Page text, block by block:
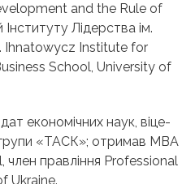
and the Rule of
Лідерства ім.
Ihnatowycz Institute for
School, University of
економічних наук, віце-
групи «ТАСК»; отримав MBA
правління Professional
Ukraine.